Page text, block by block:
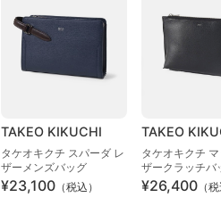
TAKEO KIKUCHI
タケオキクチ スパーダ レ
ザーメンズバッグ
¥23,100 （税込）
TAKEO
タケオキクチ
ザークラッチバ
¥26,400 （